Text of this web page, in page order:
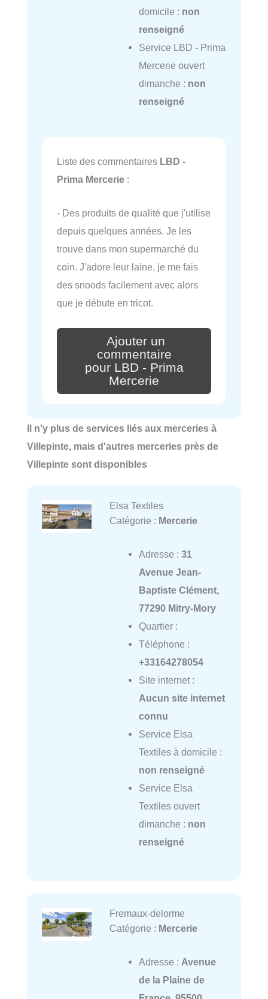
domicile : non
renseigné
Service LBD - Prima
Mercerie ouvert
dimanche : non
renseigné
Liste des commentaires LBD -
Prima Mercerie :
- Des produits de qualité que j'utilise
depuis quelques années. Je les
trouve dans mon supermarché du
coin. J'adore leur laine, je me fais
des snoods facilement avec alors
que je débute en tricot.
Ajouter un
commentaire
pour LBD - Prima
Mercerie
Il n'y plus de services liés aux merceries à
Villepinte, mais d'autres merceries près de
Villepinte sont disponibles
Elsa Textiles
Catégorie : Mercerie
Adresse : 31
Avenue Jean-
Baptiste Clément,
77290 Mitry-Mory
Quartier :
Téléphone :
+33164278054
Site internet :
Aucun site internet
connu
Service Elsa
Textiles à domicile :
non renseigné
Service Elsa
Textiles ouvert
dimanche : non
renseigné
Fremaux-delorme
Catégorie : Mercerie
Adresse : Avenue
de la Plaine de